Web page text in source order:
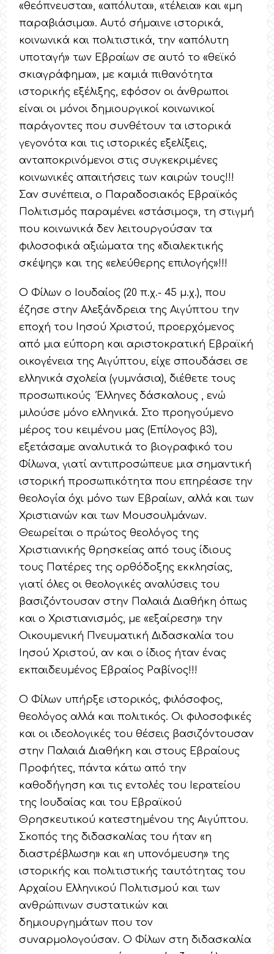
«θεόπνευστα», «απόλυτα», «τέλεια» και «μη
παραβιάσιμα». Αυτό σήμαινε ιστορικά,
κοινωνικά και πολιτιστικά, την «απόλυτη
υποταγή» των Εβραίων σε αυτό το «θεϊκό
σκιαγράφημα», με καμιά πιθανότητα
ιστορικής εξέλιξης, εφόσον οι άνθρωποι
είναι οι μόνοι δημιουργικοί κοινωνικοί
παράγοντες που συνθέτουν τα ιστορικά
γεγονότα και τις ιστορικές εξελίξεις,
ανταποκρινόμενοι στις συγκεκριμένες
κοινωνικές απαιτήσεις των καιρών τους!!!
Σαν συνέπεια, ο Παραδοσιακός Εβραϊκός
Πολιτισμός παραμένει «στάσιμος», τη στιγμή
που κοινωνικά δεν λειτουργούσαν τα
φιλοσοφικά αξιώματα της «διαλεκτικής
σκέψης» και της «ελεύθερης επιλογής»!!!
Ο Φίλων ο Ιουδαίος (20 π.χ.- 45 μ.χ.), που
έζησε στην Αλεξάνδρεια της Αιγύπτου την
εποχή του Ιησού Χριστού, προερχόμενος
από μια εύπορη και αριστοκρατική Εβραϊκή
οικογένεια της Αιγύπτου, είχε σπουδάσει σε
ελληνικά σχολεία (γυμνάσια), διέθετε τους
προσωπικούς Έλληνες δάσκαλους , ενώ
μιλούσε μόνο ελληνικά. Στο προηγούμενο
μέρος του κειμένου μας (Επίλογος β3),
εξετάσαμε αναλυτικά το βιογραφικό του
Φίλωνα, γιατί αντιπροσώπευε μια σημαντική
ιστορική προσωπικότητα που επηρέασε την
θεολογία όχι μόνο των Εβραίων, αλλά και των
Χριστιανών και των Μουσουλμάνων.
Θεωρείται ο πρώτος θεολόγος της
Χριστιανικής θρησκείας από τους ίδιους
τους Πατέρες της ορθόδοξης εκκλησίας,
γιατί όλες οι θεολογικές αναλύσεις του
βασιζόντουσαν στην Παλαιά Διαθήκη όπως
και ο Χριστιανισμός, με «εξαίρεση» την
Οικουμενική Πνευματική Διδασκαλία του
Ιησού Χριστού, αν και ο ίδιος ήταν ένας
εκπαιδευμένος Εβραίος Ραβίνος!!!
Ο Φίλων υπήρξε ιστορικός, φιλόσοφος,
θεολόγος αλλά και πολιτικός. Οι φιλοσοφικές
και οι ιδεολογικές του θέσεις βασιζόντουσαν
στην Παλαιά Διαθήκη και στους Εβραίους
Προφήτες, πάντα κάτω από την
καθοδήγηση και τις εντολές του Ιερατείου
της Ιουδαίας και του Εβραϊκού
Θρησκευτικού κατεστημένου της Αιγύπτου.
Σκοπός της διδασκαλίας του ήταν «η
διαστρέβλωση» και «η υπονόμευση» της
ιστορικής και πολιτιστικής ταυτότητας του
Αρχαίου Ελληνικού Πολιτισμού και των
ανθρώπινων συστατικών και
δημιουργημάτων που τον
συναρμολογούσαν. Ο Φίλων στη διδασκαλία